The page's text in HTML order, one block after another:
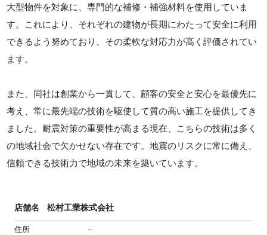
大型物件を対象に、専門的な補修・補強材料を使用していま
す。これにより、それぞれの建物が長期にわたって安全に利用
できるよう努めており、その柔軟な対応力が高く評価されてい
ます。
また、同社は創業から一貫して、顧客の安全と安心を最優先に
考え、常に最先端の技術を駆使して質の高い施工を提供してき
ました。耐震対策の重要性が高まる現在、こちらの技術は多く
の地域社会で欠かせない存在です。地震のリスクに常に備え、
信頼できる技術力で地域の未来を築いています。
店舗名 松村工業株式会社
住所 －